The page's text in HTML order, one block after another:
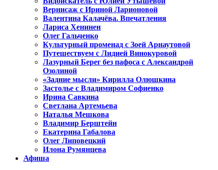
Вернисаж с Ириной Ларионовой
Валентина Калачёва. Впечатления
Лариса Хенинен
Олег Гальченко
Культурный променад с Зоей Арнаутовой
Путешествуем с Лидией Винокуровой
Лазурный Берег без пафоса с Александрой
Озолиной
«Задние мысли» Кирилла Олюшкина
Застолье с Владимиром Софиенко
Ирина Савкина
Светлана Артемьева
Наталья Мешкова
Владимир Берштейн
Екатерина Габалова
Олег Липовецкий
Илона Румянцева
Афиша